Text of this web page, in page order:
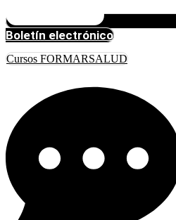
Boletín electrónico
Cursos FORMARSALUD